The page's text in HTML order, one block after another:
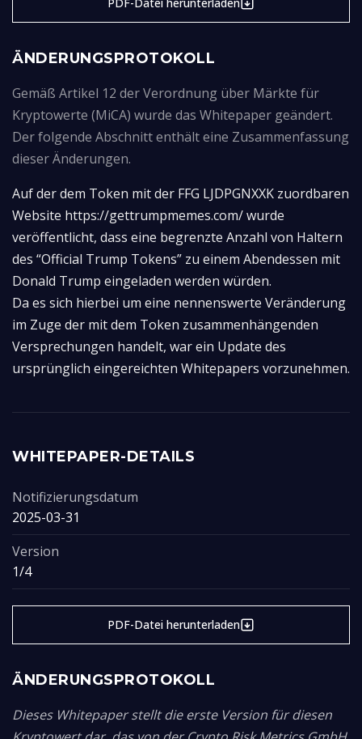
ÄNDERUNGSPROTOKOLL
Gemäß Artikel 12 der Verordnung über Märkte für
Kryptowerte (MiCA) wurde das Whitepaper geändert.
Der folgende Abschnitt enthält eine Zusammenfassung
dieser Änderungen.
Auf der dem Token mit der FFG LJDPGNXXK zuordbaren
Website https://gettrumpmemes.com/ wurde
veröffentlicht, dass eine begrenzte Anzahl von Haltern
des “Official Trump Tokens” zu einem Abendessen mit
Donald Trump eingeladen werden würden.
Da es sich hierbei um eine nennenswerte Veränderung
im Zuge der mit dem Token zusammenhängenden
Versprechungen handelt, war ein Update des
ursprünglich eingereichten Whitepapers vorzunehmen.
WHITEPAPER-DETAILS
Notifizierungsdatum
2025-03-31
Version
1/4
PDF-Datei herunterladen
ÄNDERUNGSPROTOKOLL
Dieses Whitepaper stellt die erste Version für diesen